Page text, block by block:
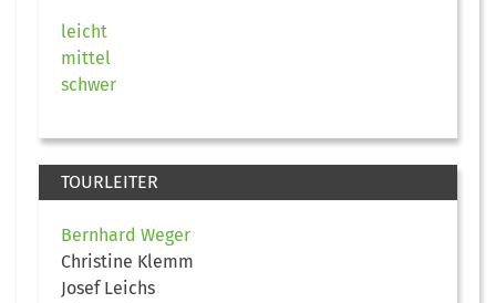
leicht
mittel
schwer
TOURLEITER
Bernhard Weger
Christine Klemm
Josef Leichs